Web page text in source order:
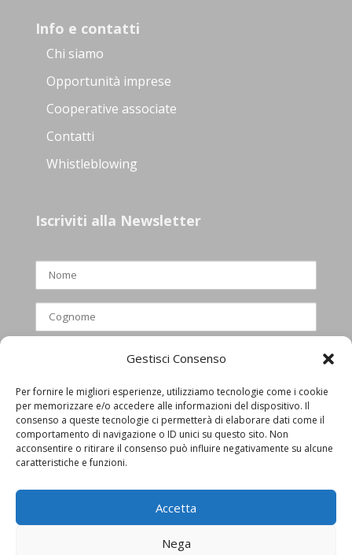
Gestisci Consenso
Per fornire le migliori esperienze, utilizziamo tecnologie come i cookie
per memorizzare e/o accedere alle informazioni del dispositivo. Il
consenso a queste tecnologie ci permetterà di elaborare dati come il
comportamento di navigazione o ID unici su questo sito. Non
acconsentire o ritirare il consenso può influire negativamente su alcune
caratteristiche e funzioni.
Accetta
Nega
Info e contatti
Chi siamo
Opportunità imprese
Cooperative associate
Contatti
Whistleblowing
Iscriviti alla Newsletter
Ho letto e accettato l’informativa
privacy